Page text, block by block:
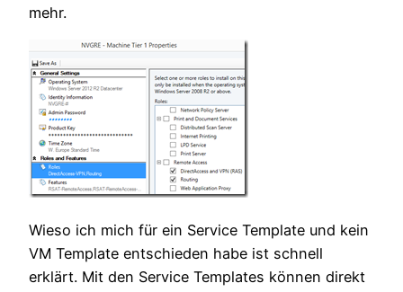
mehr.
Wieso ich mich für ein Service Template und kein
VM Template entschieden habe ist schnell
erklärt. Mit den Service Templates können direkt